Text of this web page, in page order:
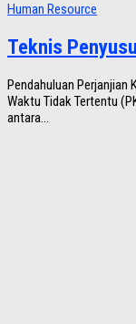
Human Resource
Teknis
Pendahuluan Perjanjian
Waktu Tidak Tertentu
antara...